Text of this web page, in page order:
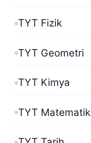
TYT Fizik
TYT Geometri
TYT Kimya
TYT Matematik